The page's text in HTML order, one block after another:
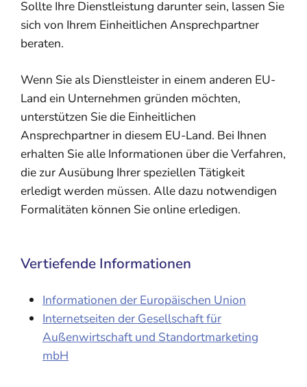
Sollte Ihre Dienstleistung darunter sein, lassen Sie
sich von Ihrem Einheitlichen Ansprechpartner
beraten.
Wenn Sie als Dienstleister in einem anderen EU-
Land ein Unternehmen gründen möchten,
unterstützen Sie die Einheitlichen
Ansprechpartner in diesem EU-Land. Bei Ihnen
erhalten Sie alle Informationen über die Verfahren,
die zur Ausübung Ihrer speziellen Tätigkeit
erledigt werden müssen. Alle dazu notwendigen
Formalitäten können Sie online erledigen.
Vertiefende Informationen
Informationen der Europäischen Union
Internetseiten der Gesellschaft für
Außenwirtschaft und Standortmarketing
mbH